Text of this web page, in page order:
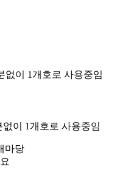
없이 1개호로 사용중임
이 1개호로 사용중임
마당